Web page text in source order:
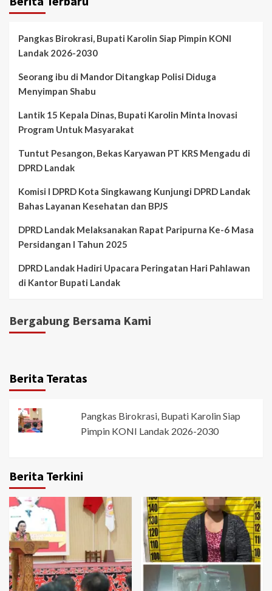
Pangkas Birokrasi, Bupati Karolin Siap Pimpin KONI
Landak 2026-2030
Seorang ibu di Mandor Ditangkap Polisi Diduga
Menyimpan Shabu
Lantik 15 Kepala Dinas, Bupati Karolin Minta Inovasi
Program Untuk Masyarakat
Tuntut Pesangon, Bekas Karyawan PT KRS Mengadu di
DPRD Landak
Komisi I DPRD Kota Singkawang Kunjungi DPRD Landak
Bahas Layanan Kesehatan dan BPJS
DPRD Landak Melaksanakan Rapat Paripurna Ke-6 Masa
Persidangan I Tahun 2025
DPRD Landak Hadiri Upacara Peringatan Hari Pahlawan
di Kantor Bupati Landak
Bergabung Bersama Kami
Berita Teratas
Pangkas Birokrasi, Bupati Karolin Siap
Pimpin KONI Landak 2026-2030
Berita Terkini